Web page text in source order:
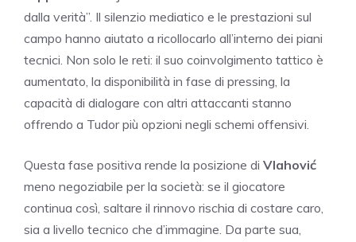
dalla verità”. Il silenzio mediatico e le prestazioni sul
campo hanno aiutato a ricollocarlo all’interno dei piani
tecnici. Non solo le reti: il suo coinvolgimento tattico è
aumentato, la disponibilità in fase di pressing, la
capacità di dialogare con altri attaccanti stanno
offrendo a Tudor più opzioni negli schemi offensivi.
Questa fase positiva rende la posizione di Vlahović
meno negoziabile per la società: se il giocatore
continua così, saltare il rinnovo rischia di costare caro,
sia a livello tecnico che d’immagine. Da parte sua,